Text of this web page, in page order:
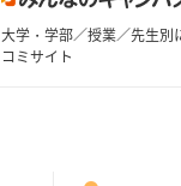
大学・学部／授業／先生別
コミサイト